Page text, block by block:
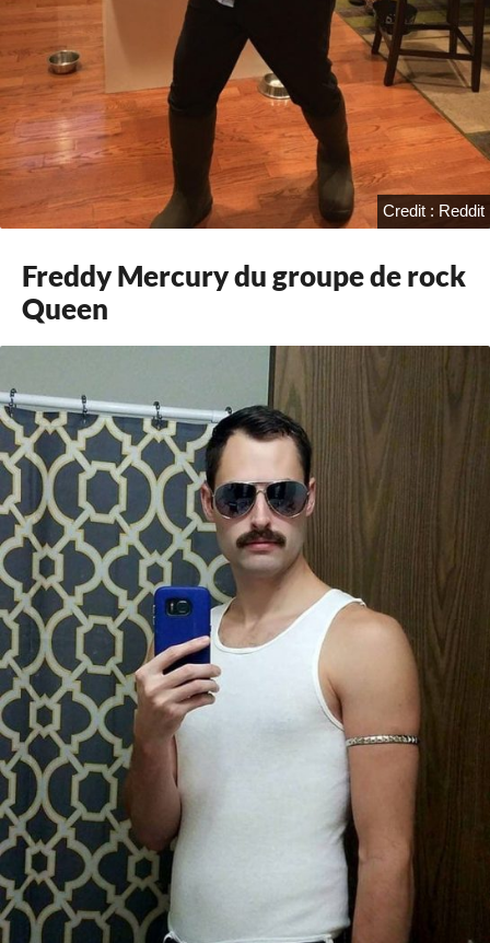
Credit : Reddit
Freddy Mercury du groupe de rock
Queen